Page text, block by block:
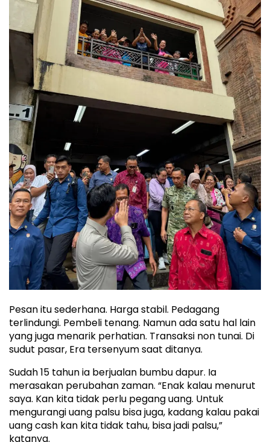
Pesan itu sederhana. Harga stabil. Pedagang
terlindungi. Pembeli tenang. Namun ada satu hal lain
yang juga menarik perhatian. Transaksi non tunai. Di
sudut pasar, Era tersenyum saat ditanya.
Sudah 15 tahun ia berjualan bumbu dapur. Ia
merasakan perubahan zaman. “Enak kalau menurut
saya. Kan kita tidak perlu pegang uang. Untuk
mengurangi uang palsu bisa juga, kadang kalau pakai
uang cash kan kita tidak tahu, bisa jadi palsu,”
katanya.